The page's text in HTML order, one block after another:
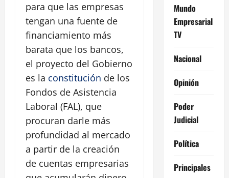
para que las empresas
tengan una fuente de
financiamiento más
barata que los bancos,
el proyecto del Gobierno
es la constitución de los
Fondos de Asistencia
Laboral (FAL), que
procuran darle más
profundidad al mercado
a partir de la creación
de cuentas empresarias
Mundo
Empresarial
TV
Nacional
Opinión
Poder
Judicial
Política
Principales